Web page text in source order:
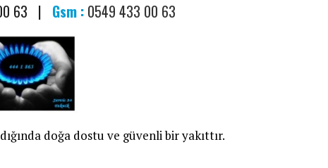
63 | Gsm : 0549 433 00 63
doğa dostu ve güvenli bir yakıttır.